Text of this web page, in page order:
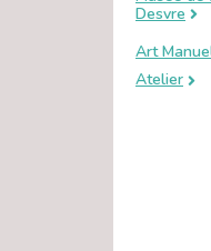
Desvre
Art
Atelier